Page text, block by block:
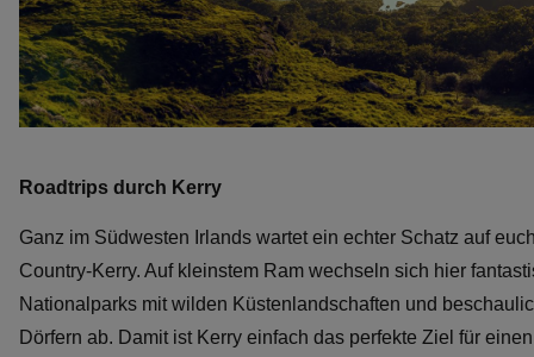
Roadtrips durch Kerry
Ganz im Südwesten Irlands wartet ein echter Schatz auf
Country-Kerry. Auf kleinstem Ram wechseln sich hier
Nationalparks mit wilden Küstenlandschaften und
Dörfern ab. Damit ist Kerry einfach das perfekte Ziel für